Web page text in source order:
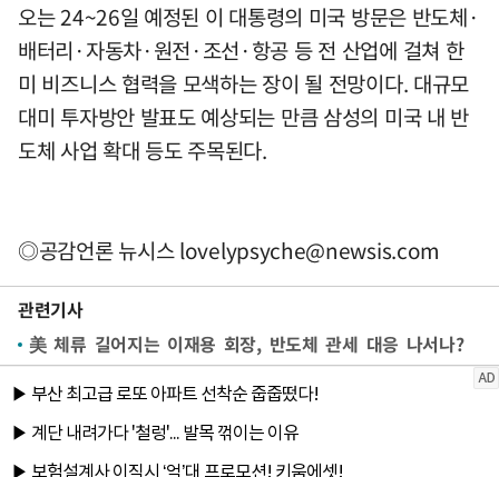
오는 24~26일 예정된 이 대통령의 미국 방문은 반도체·
배터리·자동차·원전·조선·항공 등 전 산업에 걸쳐 한
미 비즈니스 협력을 모색하는 장이 될 전망이다. 대규모
대미 투자방안 발표도 예상되는 만큼 삼성의 미국 내 반
도체 사업 확대 등도 주목된다.
◎공감언론 뉴시스lovelypsyche@newsis.com
관련기사
美 체류 길어지는 이재용 회장, 반도체 관세 대응 나서나?